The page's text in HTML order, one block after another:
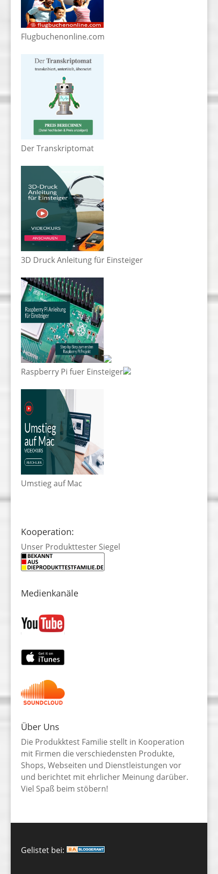
Flugbuchenonline.com
Der Transkriptomat
3D Druck Anleitung für Einsteiger
Raspberry Pi fuer Einsteiger
Umstieg auf Mac
Kooperation:
Unser Produkttester Siegel
Medienkanäle
Über Uns
Die Produkktest Familie stellt in Kooperation
mit Firmen die verschiedensten Produkte,
Shops, Webseiten und Dienstleistungen vor
und berichtet mit ehrlicher Meinung darüber.
Viel Spaß beim stöbern!
Gelistet bei: